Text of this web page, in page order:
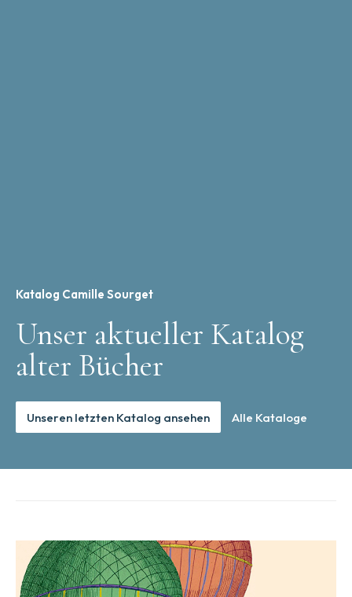
Katalog Camille Sourget
Unser aktueller Katalog
alter Bücher
Unseren letzten Katalog ansehen Alle Kataloge